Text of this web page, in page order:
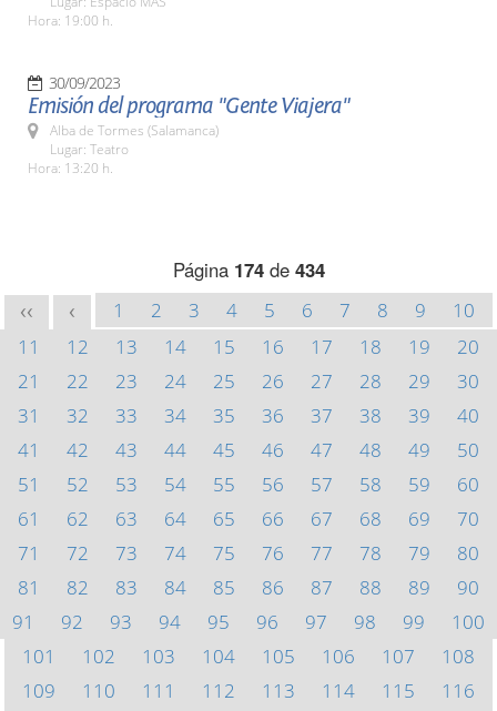
Hora: 19:00 h.
30/09/2023
Emisión del programa "Gente Viajera"
Alba de Tormes (Salamanca)
Lugar: Teatro
Hora: 13:20 h.
Página 174de 434
<< < 1 2 3 4 5 6 7 8 9
10
11
12 13 14 15 16 17 18 19
20
21
22 23 24 25 26 27 28 29
30
31
32 33 34 35 36 37 38 39
40
41
42 43 44 45 46 47 48 49
50
51
52 53 54 55 56 57 58 59
60
61
62 63 64 65 66 67 68 69
70
71
72 73 74 75 76 77 78 79
80
81
82 83 84 85 86 87 88 89
90
91
92 93 94 95 96 97 98 99
100
101
102 103 104 105 106 107
108
109
110 111 112 113 114 115
116